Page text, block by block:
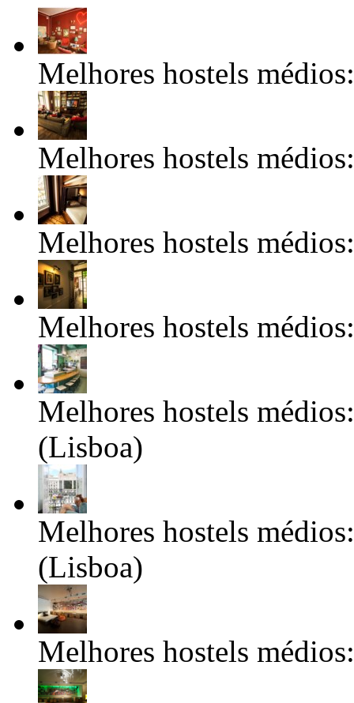
Melhores hostels
Melhores hostels
Melhores hostels
Melhores hostels
Melhores hostels
(Lisboa)
Melhores hostels
(Lisboa)
Melhores hostels